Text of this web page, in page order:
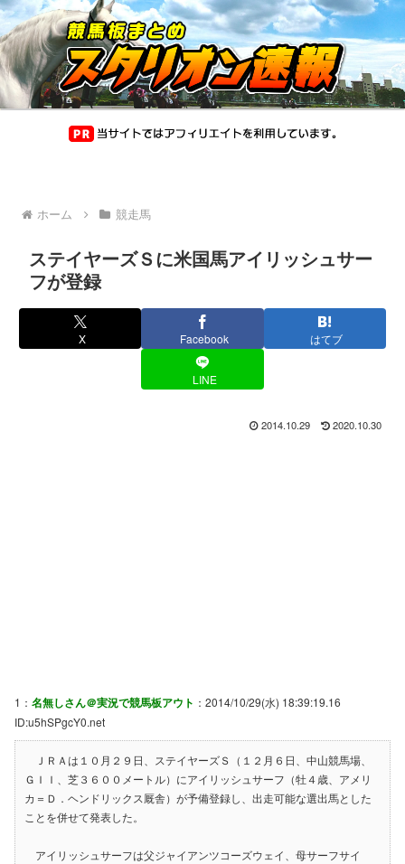
ホーム 競走馬
ステイヤーズＳに米国馬アイリッシュサー
フが登録
X Facebook はてブ
LINE
2014.10.29 2020.10.30
1： 名無しさん＠実況で競馬板アウト ：2014/10/29(水) 18:39:19.16
ID:u5hSPgcY0.net
ＪＲＡは１０月２９日、ステイヤーズＳ（１２月６日、中山競馬場、
ＧＩＩ、芝３６００メートル）にアイリッシュサーフ（牡４歳、アメリ
カ＝Ｄ．ヘンドリックス厩舎）が予備登録し、出走可能な選出馬とした
ことを併せて発表した。
アイリッシュサーフは父ジャイアンツコーズウェイ、母サーフサイ